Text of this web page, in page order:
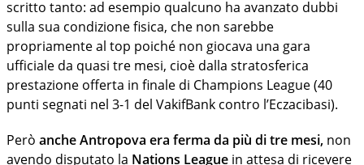
scritto tanto: ad esempio qualcuno ha avanzato dubbi
sulla sua condizione fisica, che non sarebbe
propriamente al top poiché non giocava una gara
ufficiale da quasi tre mesi, cioè dalla stratosferica
prestazione offerta in finale di Champions League (40
punti segnati nel 3-1 del VakifBank contro l’Eczacibasi).
Però anche Antropova era ferma da più di tre mesi, non
avendo disputato la Nations League in attesa di ricevere